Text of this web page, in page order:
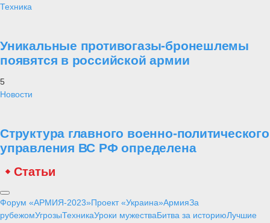
Техника
Уникальные противогазы-бронешлемы
появятся в российской армии
5
Новости
Структура главного военно-политического
управления ВС РФ определена
Статьи
Форум «АРМИЯ-2023»Проект «Украина»АрмияЗа
рубежомУгрозыТехникаУроки мужестваБитва за историюЛучшие